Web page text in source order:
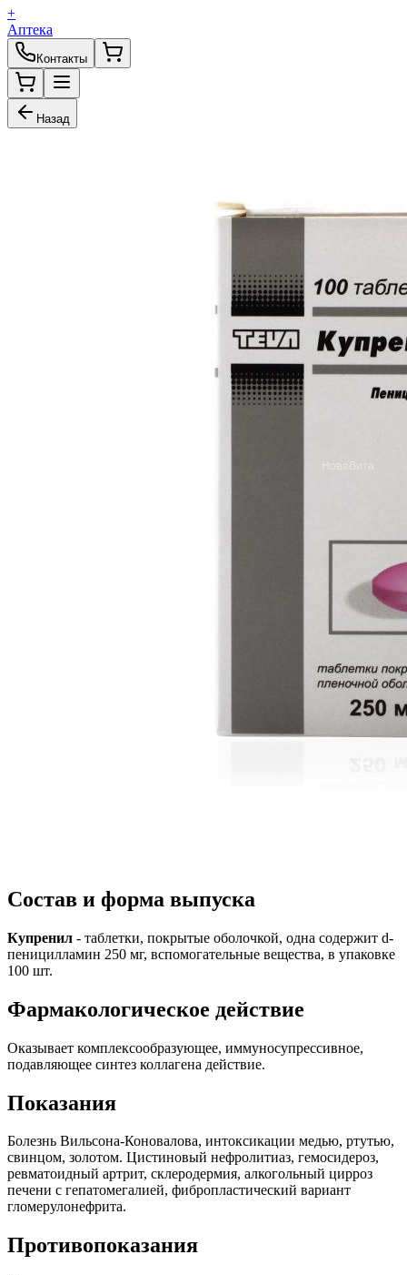
+
Аптека
Контакты
Назад
Состав и форма выпуска
Купренил - таблетки, покрытые оболочкой, одна содержит d-
пеницилламин 250 мг, вспомогательные вещества, в упаковке
100 шт.
Фармакологическое действие
Оказывает комплексообразующее, иммуносупрессивное,
подавляющее синтез коллагена действие.
Показания
Болезнь Вильсона-Коновалова, интоксикации медью, ртутью,
свинцом, золотом. Цистиновый нефролитиаз, гемосидероз,
ревматоидный артрит, склеродермия, алкогольный цирроз
печени с гепатомегалией, фибропластический вариант
гломерулонефрита.
Противопоказания